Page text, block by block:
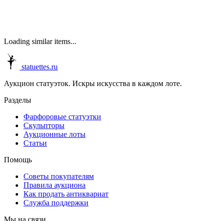
Loading similar items...
statuettes.ru
Аукцион статуэток. Искры искусства в каждом лоте.
Разделы
Фарфоровые статуэтки
Скульпторы
Аукционные лоты
Статьи
Помощь
Советы покупателям
Правила аукциона
Как продать антиквариат
Служба поддержки
Мы на связи